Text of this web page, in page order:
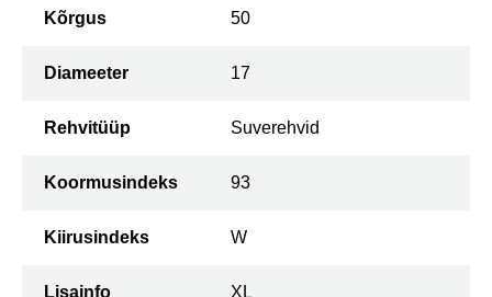
Kõrgus 50
Diameeter 17
Rehvitüüp Suverehvid
Koormusindeks 93
Kiirusindeks W
Lisainfo XL